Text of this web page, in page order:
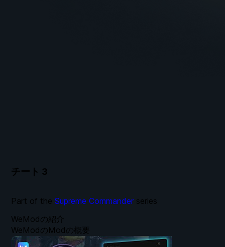
チート 3
WeModの紹介
WeModのModの概要
Part of the Supreme Commander series